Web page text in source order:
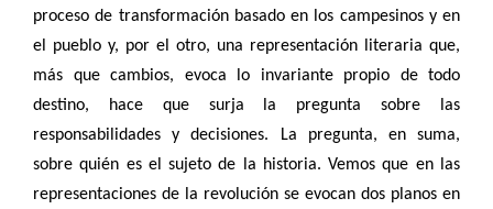
proceso de transformación basado en los campesinos y en
el pueblo y, por el otro, una representación literaria que,
más que cambios, evoca lo invariante propio de todo
destino, hace que surja la pregunta sobre las
responsabilidades y decisiones. La pregunta, en suma,
sobre quién es el sujeto de la historia. Vemos que en las
representaciones de la revolución se evocan dos planos en